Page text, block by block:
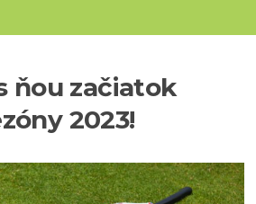
ňou začiatok
2023!